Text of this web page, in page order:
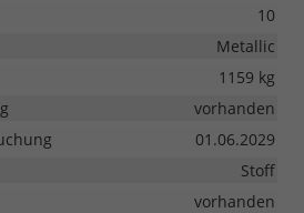
10
Metallic
1159 kg
vorhanden
01.06.2029
Stoff
vorhanden